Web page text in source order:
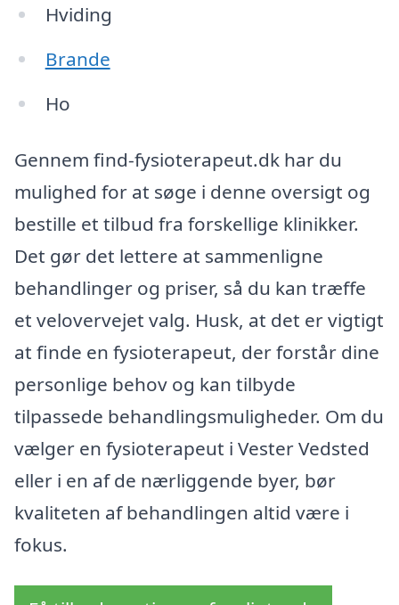
Hviding
Brande
Ho
Gennem find-fysioterapeut.dk har du
mulighed for at søge i denne oversigt og
bestille et tilbud fra forskellige klinikker.
Det gør det lettere at sammenligne
behandlinger og priser, så du kan træffe
et velovervejet valg. Husk, at det er vigtigt
at finde en fysioterapeut, der forstår dine
personlige behov og kan tilbyde
tilpassede behandlingsmuligheder. Om du
vælger en fysioterapeut i Vester Vedsted
eller i en af de nærliggende byer, bør
kvaliteten af behandlingen altid være i
fokus.